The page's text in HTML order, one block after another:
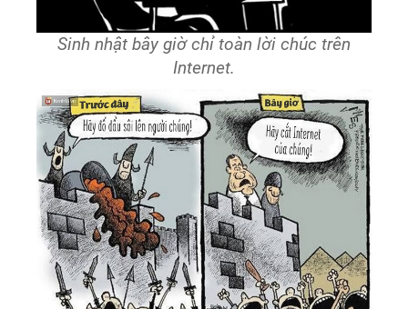
Sinh nhật bây giờ chỉ toàn lời chúc trên
Internet.